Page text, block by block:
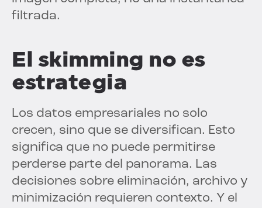
filtrada.
El skimming no es
estrategia
Los datos empresariales no solo
crecen, sino que se diversifican. Esto
significa que no puede permitirse
perderse parte del panorama. Las
decisiones sobre eliminación, archivo y
minimización requieren contexto. Y el